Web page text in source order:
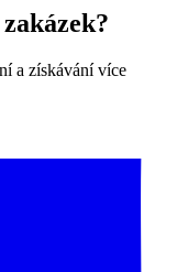
a získávání více